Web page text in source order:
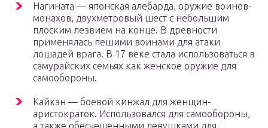
Нагината — японская алебарда, оружие воинов-
монахов, двухметровый шест с небольшим
плоским лезвием на конце. В древности
применялась пешими воинами для атаки
лошадей врага. В 17 веке стала использоваться в
самурайских семьях как женское оружие для
самообороны.
Кайкэн — боевой кинжал для женщин-
аристократок. Использовался для самообороны,
а также обесчещенными девушками для